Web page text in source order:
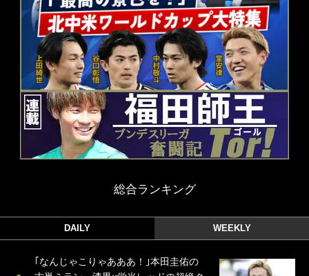
総合ランキング
DAILY WEEKLY
｢なんじゃこりゃあああ！｣本田圭佑の